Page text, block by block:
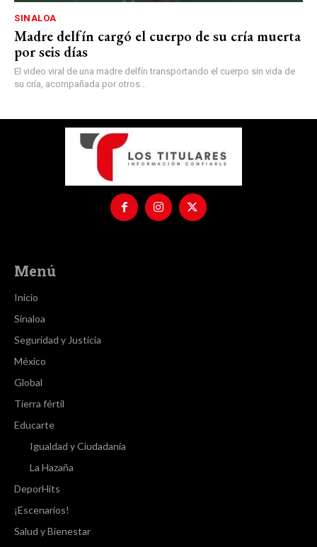
SINALOA
Madre delfín cargó el cuerpo de su cría muerta
por seis días
El video viral de una madre delfín transportando el cuerpo sin vida de
su cría, acompañada por otros...
Menú
Inicio
Sinaloa
Seguridad y Justicia
México
Global
Tierra fértil
Educarte
Igualdad y Ciudadanía
La Hazaña
DeporHits
¡Escenarios!
Salud y Bienestar